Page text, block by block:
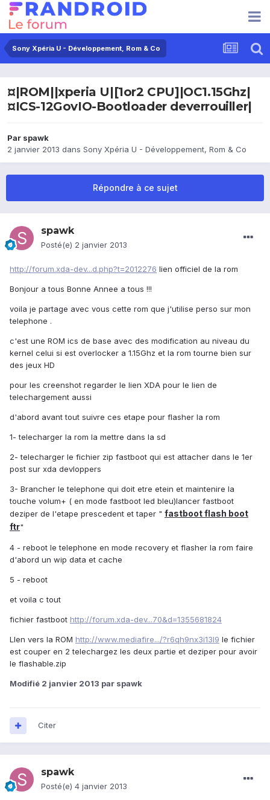
Sony Xpéria U - Développement, Rom & Co
¤|ROM||xperia U|[1or2 CPU]|OC1.15Ghz|
¤ICS-12GovIO-Bootloader deverrouiller|
Par spawk
2 janvier 2013 dans Sony Xpéria U - Développement, Rom & Co
Répondre à ce sujet
spawk
Posté(e) 2 janvier 2013
http://forum.xda-dev...d.php?t=2012276 lien officiel de la rom
Bonjour a tous Bonne Annee a tous !!!
voila je partage avec vous cette rom que j'utilise perso sur mon
telephone .
c'est une ROM ics de base avec des modification au niveau du
kernel celui si est overlocker a 1.15Ghz et la rom tourne bien sur
des jeux HD
pour les creenshot regarder le lien XDA pour le lien de
telechargement aussi
d'abord avant tout suivre ces etape pour flasher la rom
1- telecharger la rom la mettre dans la sd
2- telecharger le fichier zip fastboot qui est attacher dans le 1er
post sur xda devloppers
3- Brancher le telephone qui doit etre etein et maintenire la
touche volum+ ( en mode fastboot led bleu)lancer fastboot
deziper de l'etape prescedent et taper " fastboot flash boot
ftr"
4 - reboot le telephone en mode recovery et flasher la rom faire
d'abord un wip data et cache
5 - reboot
et voila c tout
fichier fastboot http://forum.xda-dev...70&d=1355681824
LIen vers la ROM http://www.mediafire.../?r6qh9nx3i13l9 le fichier
est couper en 2 telechargez les deux partie et deziper pour avoir
le flashable.zip
Modifié 2 janvier 2013 par spawk
Citer
spawk
Posté(e) 4 janvier 2013